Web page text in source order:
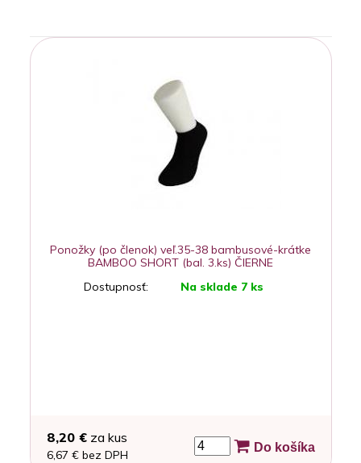
Ponožky (po členok) veľ.35-38 bambusové-krátke
BAMBOO SHORT (bal. 3.ks) ČIERNE
Dostupnosť:
Na sklade 7 ks
8,20 € za kus
6,67 € bez DPH
Do košíka